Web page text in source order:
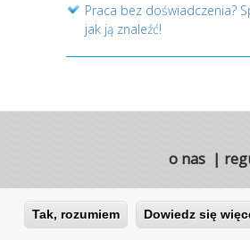
Praca bez doświadczenia?
jak ją znaleźć!
o nas |
Tak, rozumiem Dowiedz się